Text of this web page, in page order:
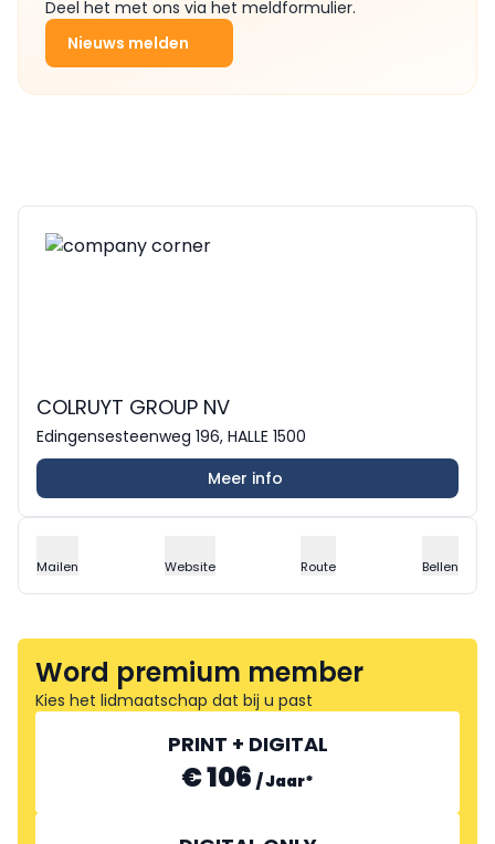
Deel het met ons via het meldformulier.
Nieuws melden
COLRUYT GROUP NV
Edingensesteenweg 196, HALLE 1500
Meer info
Mailen Website Route Bellen
Word premium member
Kies het lidmaatschap dat bij u past
PRINT + DIGITAL
€ 106 /Jaar*